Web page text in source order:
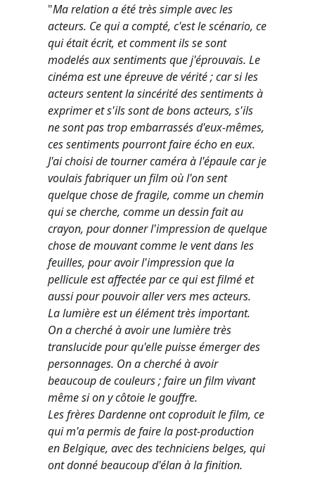
"Ma relation a été très simple avec les
acteurs. Ce qui a compté, c'est le scénario, ce
qui était écrit, et comment ils se sont
modelés aux sentiments que j'éprouvais. Le
cinéma est une épreuve de vérité ; car si les
acteurs sentent la sincérité des sentiments à
exprimer et s'ils sont de bons acteurs, s'ils
ne sont pas trop embarrassés d'eux-mêmes,
ces sentiments pourront faire écho en eux.
J'ai choisi de tourner caméra à l'épaule car je
voulais fabriquer un film où l'on sent
quelque chose de fragile, comme un chemin
qui se cherche, comme un dessin fait au
crayon, pour donner l'impression de quelque
chose de mouvant comme le vent dans les
feuilles, pour avoir l'impression que la
pellicule est affectée par ce qui est filmé et
aussi pour pouvoir aller vers mes acteurs.
La lumière est un élément très important.
On a cherché à avoir une lumière très
translucide pour qu'elle puisse émerger des
personnages. On a cherché à avoir
beaucoup de couleurs ; faire un film vivant
même si on y côtoie le gouffre.
Les frères Dardenne ont coproduit le film, ce
qui m'a permis de faire la post-production
en Belgique, avec des techniciens belges, qui
ont donné beaucoup d'élan à la finition.